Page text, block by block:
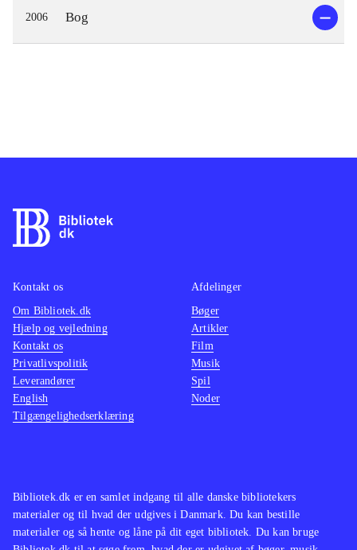
2006 Bog
Bibliotek.dk er en samlet indgang til alle danske bibliotekers
materialer og til hvad der udgives i Danmark. Du kan bestille
materialer og så hente og låne på dit eget bibliotek. Du kan bruge
Kontakt os
Om Bibliotek.dk
Hjælp og vejledning
Kontakt os
Privatlivspolitik
Leverandører
English
Tilgængelighedserklæring
Afdelinger
Bøger
Artikler
Film
Musik
Spil
Noder